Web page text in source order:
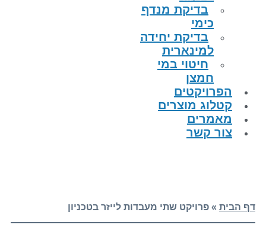
בדיקת מנדף
כימי
בדיקת יחידה
למינארית
חיטוי במי
חמצן
הפרויקטים
קטלוג מוצרים
מאמרים
צור קשר
דף הבית » פרויקט שתי מעבדות לייזר בטכניון